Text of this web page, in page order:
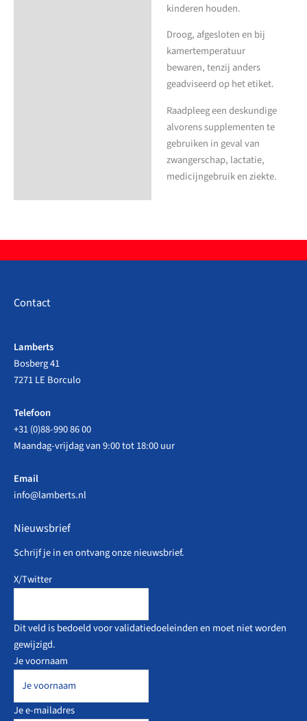
kinderen houden.
Droog, afgesloten en bij
kamertemperatuur
bewaren, tenzij anders
geadviseerd op het etiket.
Raadpleeg een deskundige
alvorens supplementen te
gebruiken in geval van
zwangerschap, lactatie,
medicijngebruik en ziekte.
Contact
Lamberts
Bosberg 41
7271 LE Borculo
Telefoon
+31 (0)88-990 86 00
Maandag-vrijdag van 9:00 tot 18:00 uur
Email
info@lamberts.nl
Nieuwsbrief
Schrijf je in en ontvang onze nieuwsbrief.
X/Twitter
Dit veld is bedoeld voor validatiedoeleinden en moet niet worden
gewijzigd.
Je voornaam
Je e-mailadres